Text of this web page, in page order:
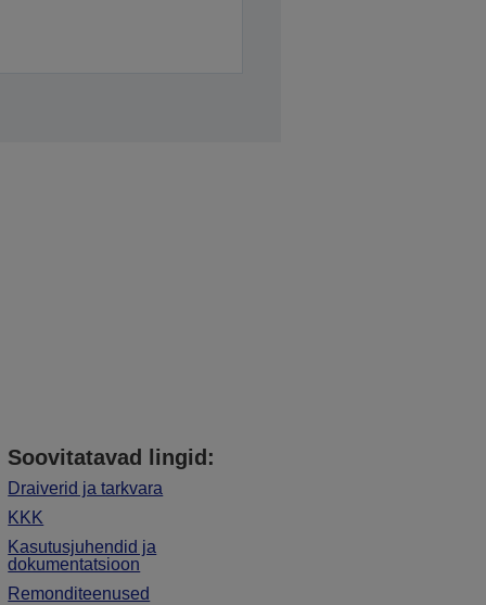
Soovitatavad lingid:
Draiverid ja tarkvara
KKK
Kasutusjuhendid ja
dokumentatsioon
Remonditeenused